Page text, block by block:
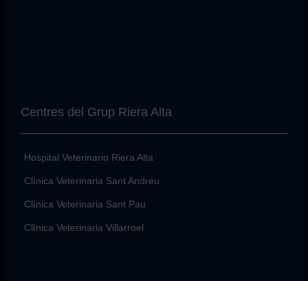
Centres del Grup Riera Alta
Hospital Veterinario Riera Alta
Clínica Veterinaria Sant Andreu
Clínica Veterinaria Sant Pau
Clínica Veterinaria Villarroel